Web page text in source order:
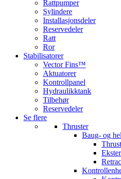
Rattpumper
Sylindere
Installasjonsdeler
Reservedeler
Ratt
Ror
Stabilisatorer
Vector Fins™
Aktuatorer
Kontrollpanel
Hydraulikktank
Tilbehør
Reservedeler
Se flere
Thruster
Baug- og